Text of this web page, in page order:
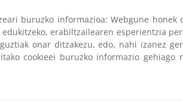
pollos. Se trata de un esperanzador
en peligro crítico de extinción en
permite, además, superar el objetivo
buruzko informazioa: Webgune
erabiltzailearen esperientzia
onar ditzakezu, edo, nahi izanez
cookieei buruzko informazio